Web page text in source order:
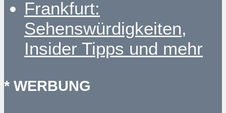
Frankfurt:
Sehenswürdigkeiten,
Insider Tipps und mehr
* WERBUNG